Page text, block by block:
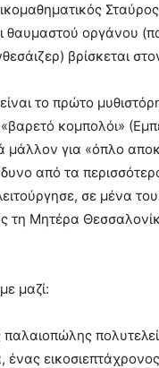
θαυμαστού οργάνου
βρίσκεται
το πρώτο
«βαρετό κομπολόι»
μάλλον για «όπλο
από τα
σε μένα
τη Μητέρα
μαζί:
ένας